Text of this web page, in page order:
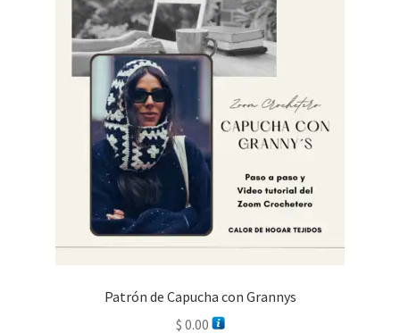
Patrón de Capucha con Grannys
$ 0.00